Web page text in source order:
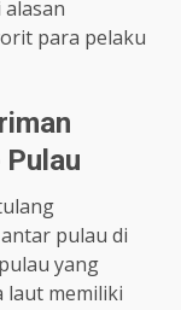
para pelaku
pulau di
yang
laut memiliki